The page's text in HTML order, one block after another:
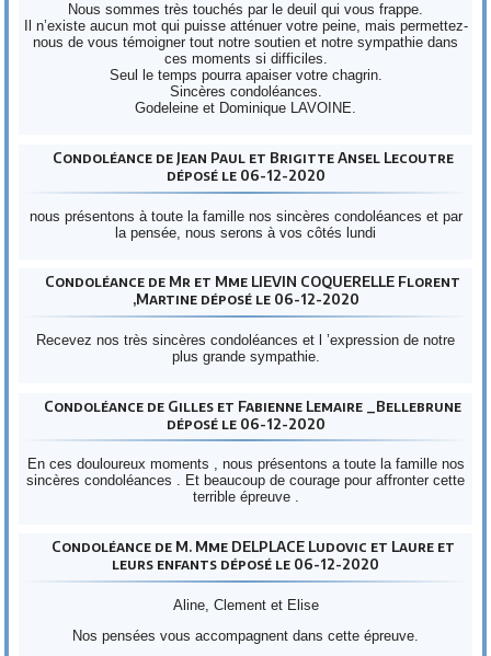
Nous sommes très touchés par le deuil qui vous frappe.
Il n’existe aucun mot qui puisse atténuer votre peine, mais permettez-
nous de vous témoigner tout notre soutien et notre sympathie dans
ces moments si difficiles.
Seul le temps pourra apaiser votre chagrin.
Sincères condoléances.
Godeleine et Dominique LAVOINE.
Condoléance de Jean Paul et Brigitte Ansel Lecoutre
déposé le 06-12-2020
nous présentons à toute la famille nos sincères condoléances et par
la pensée, nous serons à vos côtés lundi
Condoléance de Mr et Mme LIEVIN COQUERELLE Florent
,Martine déposé le 06-12-2020
Recevez nos très sincères condoléances et l ’expression de notre
plus grande sympathie.
Condoléance de Gilles et Fabienne Lemaire _Bellebrune
déposé le 06-12-2020
En ces douloureux moments , nous présentons a toute la famille nos
sincères condoléances . Et beaucoup de courage pour affronter cette
terrible épreuve .
Condoléance de M. Mme DELPLACE Ludovic et Laure et
leurs enfants déposé le 06-12-2020
Aline, Clement et Elise
Nos pensées vous accompagnent dans cette épreuve.